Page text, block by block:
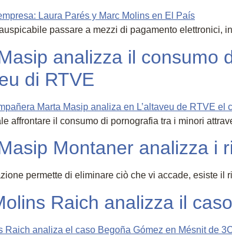
passare a mezzi di pagamento elettronici,
analizza il consumo
di RTVE
affrontare il consumo di pornografia tra i minori
Montaner analizza i
permette di eliminare ciò che vi accade, esiste il
Raich analizza il